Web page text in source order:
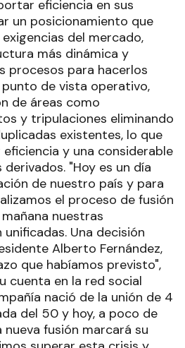
eficiencia en sus
un posicionamiento que
del mercado,
más dinámica y
procesos para hacerlos
punto de vista operativo,
de áreas como
y tripulaciones eliminando
existentes, lo que
y una considerable
"Hoy es un día
de nuestro país y para
el proceso de fusión
nuestras
Una decisión
Alberto Fernández,
que habíamos previsto",
cuenta en la red social
nació de la unión de 4
del 50 y hoy, a poco de
fusión marcará su